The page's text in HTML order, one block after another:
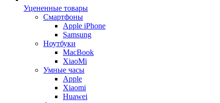
Уцененные товары
Cмартфоны
Apple iPhone
Samsung
Ноутбуки
MacBook
XiaoMi
Умные часы
Apple
Xiaomi
Huawei